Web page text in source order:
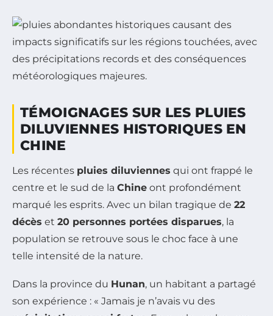
TÉMOIGNAGES SUR LES PLUIES
DILUVIENNES HISTORIQUES EN
CHINE
Les récentes pluies diluviennes qui ont frappé le
centre et le sud de la Chine ont profondément
marqué les esprits. Avec un bilan tragique de 22
décès et 20 personnes portées disparues, la
population se retrouve sous le choc face à une
telle intensité de la nature.
Dans la province du Hunan, un habitant a partagé
son expérience : « Jamais je n’avais vu des